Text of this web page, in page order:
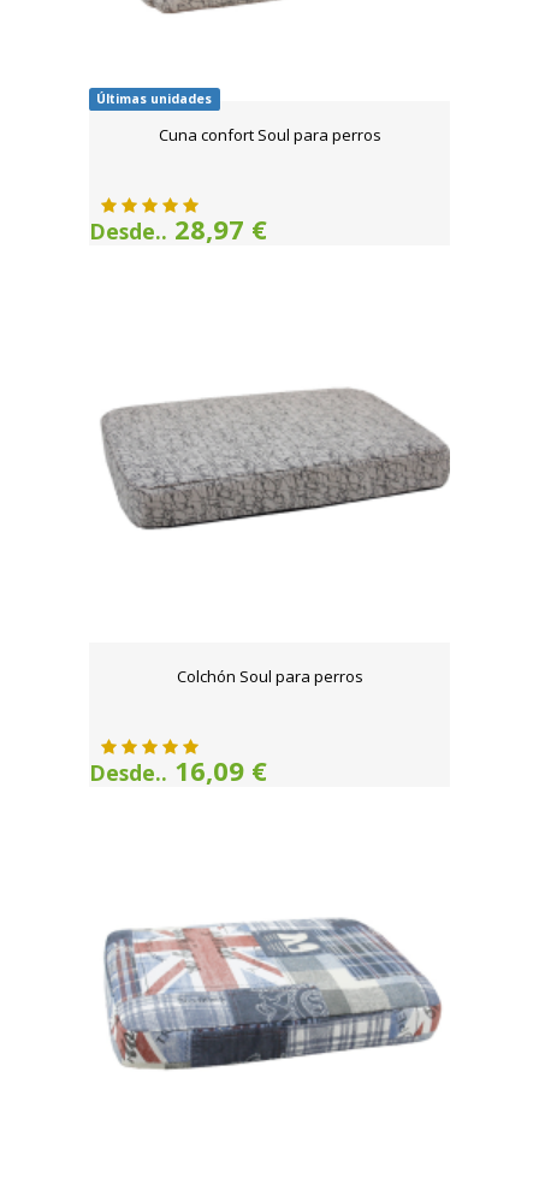
Últimas unidades
Cuna confort Soul para perros
Desde.. 28,97 €
Colchón Soul para perros
Desde.. 16,09 €